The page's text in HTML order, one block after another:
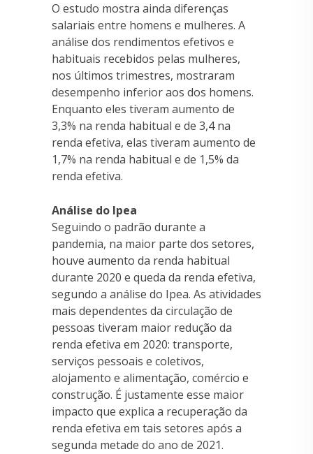
O estudo mostra ainda diferenças
salariais entre homens e mulheres. A
análise dos rendimentos efetivos e
habituais recebidos pelas mulheres,
nos últimos trimestres, mostraram
desempenho inferior aos dos homens.
Enquanto eles tiveram aumento de
3,3% na renda habitual e de 3,4 na
renda efetiva, elas tiveram aumento de
1,7% na renda habitual e de 1,5% da
renda efetiva.
Análise do Ipea
Seguindo o padrão durante a
pandemia, na maior parte dos setores,
houve aumento da renda habitual
durante 2020 e queda da renda efetiva,
segundo a análise do Ipea. As atividades
mais dependentes da circulação de
pessoas tiveram maior redução da
renda efetiva em 2020: transporte,
serviços pessoais e coletivos,
alojamento e alimentação, comércio e
construção. É justamente esse maior
impacto que explica a recuperação da
renda efetiva em tais setores após a
segunda metade do ano de 2021.